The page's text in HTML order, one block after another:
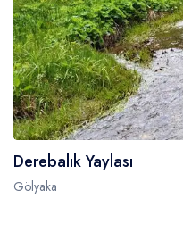
Derebalık Yaylası
Gölyaka